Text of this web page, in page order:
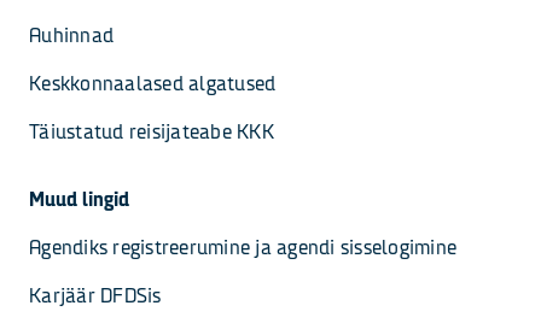
Auhinnad
Keskkonnaalased algatused
Täiustatud reisijateabe KKK
Muud lingid
Agendiks registreerumine ja agendi sisselogimine
Karjäär DFDSis